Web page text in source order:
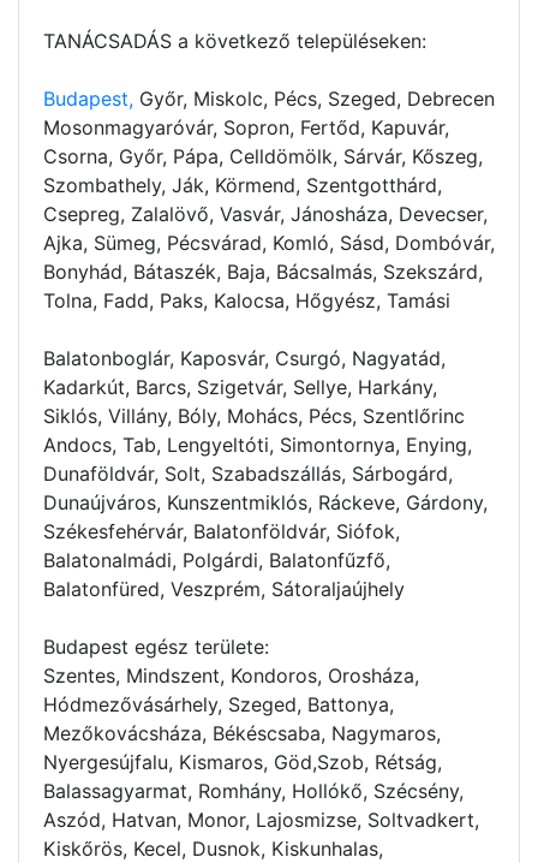
TANÁCSADÁS a következő településeken:
Budapest, Győr, Miskolc, Pécs, Szeged, Debrecen
Mosonmagyaróvár, Sopron, Fertőd, Kapuvár,
Csorna, Győr, Pápa, Celldömölk, Sárvár, Kőszeg,
Szombathely, Ják, Körmend, Szentgotthárd,
Csepreg, Zalalövő, Vasvár, Jánosháza, Devecser,
Ajka, Sümeg, Pécsvárad, Komló, Sásd, Dombóvár,
Bonyhád, Bátaszék, Baja, Bácsalmás, Szekszárd,
Tolna, Fadd, Paks, Kalocsa, Hőgyész, Tamási
Balatonboglár, Kaposvár, Csurgó, Nagyatád,
Kadarkút, Barcs, Szigetvár, Sellye, Harkány,
Siklós, Villány, Bóly, Mohács, Pécs, Szentlőrinc
Andocs, Tab, Lengyeltóti, Simontornya, Enying,
Dunaföldvár, Solt, Szabadszállás, Sárbogárd,
Dunaújváros, Kunszentmiklós, Ráckeve, Gárdony,
Székesfehérvár, Balatonföldvár, Siófok,
Balatonalmádi, Polgárdi, Balatonfűzfő,
Balatonfüred, Veszprém, Sátoraljaújhely
Budapest egész területe:
Szentes, Mindszent, Kondoros, Orosháza,
Hódmezővásárhely, Szeged, Battonya,
Mezőkovácsháza, Békéscsaba, Nagymaros,
Nyergesújfalu, Kismaros, Göd,Szob, Rétság,
Balassagyarmat, Romhány, Hollókő, Szécsény,
Aszód, Hatvan, Monor, Lajosmizse, Soltvadkert,
Kiskőrös, Kecel, Dusnok, Kiskunhalas,